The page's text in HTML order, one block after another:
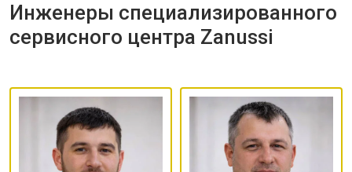
Инженеры специализированного
сервисного центра Zanussi